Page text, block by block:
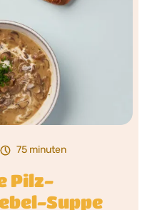
75 minuten
Pilz-
Suppe